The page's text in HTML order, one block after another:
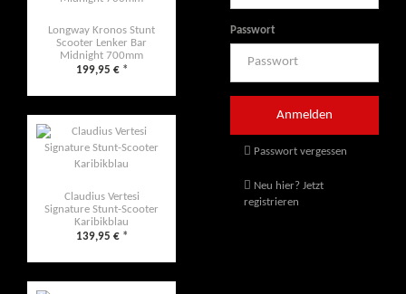
Longway Kronos Stunt
Scooter Lenker Bar
Midnight 700mm
199,95 € *
Claudius Vertesi
Signature Stunt-Scooter
Karibikblau
139,95 € *
Passwort
Passwort vergessen
Neu hier? Jetzt
registrieren